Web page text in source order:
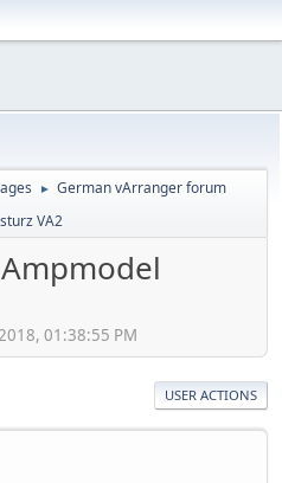
► German vArranger forum
VA2
01:38:55 PM
USER ACTIONS